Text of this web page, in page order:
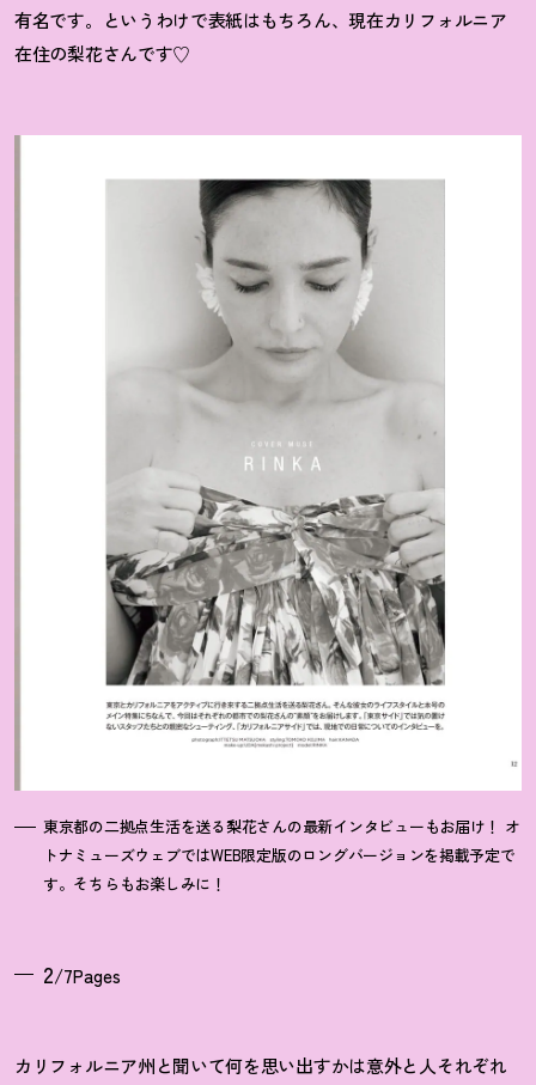
有名です。というわけで表紙はもちろん、現在カリフォルニア
在住の梨花さんです♡
東京都の二拠点生活を送る梨花さんの最新インタビューもお届け ！ オ
トナミューズウェブではWEB限定版のロングバージョンを掲載予定で
す。そちらもお楽しみに ！
2/7Pages
カリフォルニア州と聞いて何を思い出すかは意外と人それぞれ